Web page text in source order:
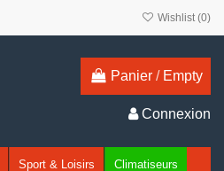
Wishlist (0)
Panier / Empty
Connexion
Sport & Loisirs Climatiseurs